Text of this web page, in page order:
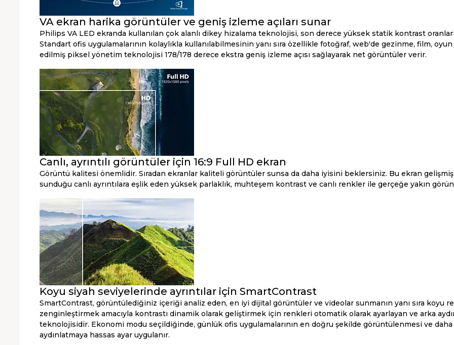
VA ekran harika görüntüler ve geniş izleme açıları sunar
Philips VA LED ekranda kullanılan çok alanlı dikey hizalama teknolojisi, son derece yüksek statik kontrast
Standart ofis uygulamalarının kolaylıkla kullanılabilmesinin yanı sıra özellikle fotoğraf, web'de gezinme, film,
edilmiş piksel yönetim teknolojisi 178/178 derece ekstra geniş izleme açısı sağlayarak net görüntüler verir.
Canlı, ayrıntılı görüntüler için 16:9 Full HD ekran
Görüntü kalitesi önemlidir. Sıradan ekranlar kaliteli görüntüler sunsa da daha iyisini beklersiniz. Bu ekran
sunduğu canlı ayrıntılara eşlik eden yüksek parlaklık, muhteşem kontrast ve canlı renkler ile gerçeğe yakın
Koyu siyah seviyelerinde ayrıntılar için SmartContrast
SmartContrast, görüntülediğiniz içeriği analiz eden, en iyi dijital görüntüler ve videolar sunmanın yanı sıra koyu
zenginleştirmek amacıyla kontrastı dinamik olarak geliştirmek için renkleri otomatik olarak ayarlayan ve arka
teknolojisidir. Ekonomi modu seçildiğinde, günlük ofis uygulamalarının en doğru şekilde görüntülenmesi ve
aydınlatmaya hassas ayar uygulanır.